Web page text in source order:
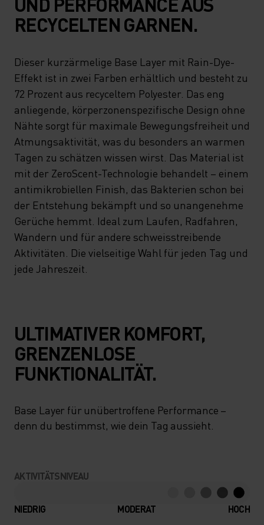
RECYCELTEN GARNEN.
Dieser kurzärmelige Base Layer mit Rain-Dye-
Effekt ist in zwei Farben erhältlich und besteht zu
72 Prozent aus recyceltem Polyester. Das eng
anliegende, körperzonenspezifische Design ohne
Nähte sorgt für maximale Bewegungsfreiheit und
Atmungsaktivität, was du besonders an warmen
Tagen zu schätzen wissen wirst. Das Material ist
mit der ZeroScent-Technologie behandelt – einem
antimikrobiellen Finish, das Bakterien schon bei
der Entstehung bekämpft und so unangenehme
Gerüche hemmt. Ideal zum Laufen, Radfahren,
Wandern und für andere schweisstreibende
Aktivitäten. Die vielseitige Wahl für jeden Tag und
jede Jahreszeit.
ULTIMATIVER KOMFORT,
GRENZENLOSE
FUNKTIONALITÄT.
Base Layer für unübertroffene Performance –
denn du bestimmst, wie dein Tag aussieht.
AKTIVITÄTSNIVEAU
NIEDRIG MODERAT HOCH